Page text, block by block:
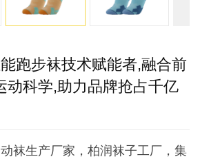
跑步袜技术赋能者,融合前
动科学,助力品牌抢占千亿
袜生产厂家，柏润袜子工厂，集